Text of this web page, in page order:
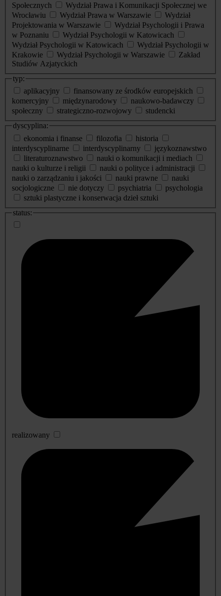
Społecznych
Wydział Prawa i Komunikacji Społecznej we
Wrocławiu
Wydział Prawa w Warszawie
Wydział
Projektowania w Warszawie
Wydział Psychologii i Prawa
w Poznaniu
Wydział Psychologii w Katowicach
Wydział Psychologii w Katowicach
Wydział Psychologii w
Krakowie
Wydział Psychologii w Warszawie
Zakład
Studiów Azjatyckich
typ:
aplikacyjny
finansowany ze środków europejskich
komercyjny
międzynarodowy
naukowo-badawczy
społeczny
strategiczno-rozwojowy
studencki
dyscyplina:
ekonomia i finanse
filozofia
historia
interdyscyplinarne
interdyscyplinarny
językoznawstwo
literaturoznawstwo
nauki o komunikacji i mediach
nauki o kulturze i religii
nauki o polityce i administracji
nauki o zarządzaniu i jakości
nauki prawne
nauki
socjologiczne
nie dotyczy psychiatria
psychologia
sztuki plastyczne i konserwacja dzieł sztuki
status:
realizowany